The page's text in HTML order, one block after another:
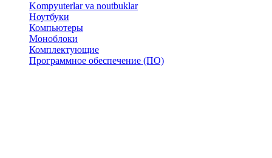
​Kompyuterlar va noutbuklar
Ноутбуки
Компьютеры
Моноблоки
Комплектующие
Программное обеспечение (ПО)